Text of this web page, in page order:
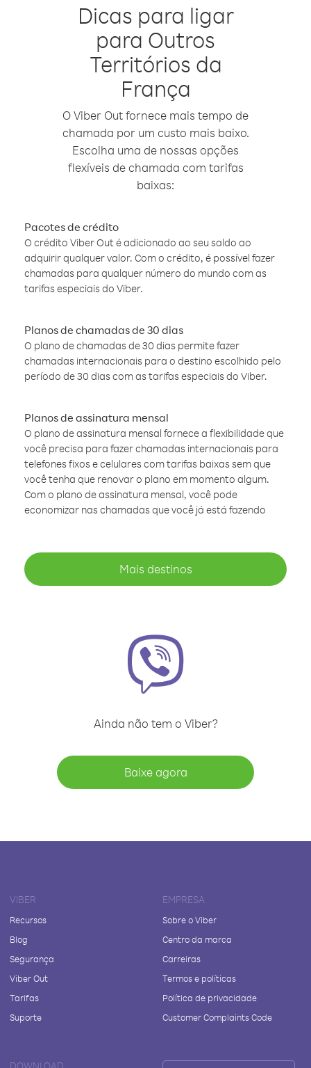
Dicas para ligar
para Outros
Territórios da
França
O Viber Out fornece mais tempo de
chamada por um custo mais baixo.
Escolha uma de nossas opções
flexíveis de chamada com tarifas
baixas:
Pacotes de crédito
O crédito Viber Out é adicionado ao seu saldo ao
adquirir qualquer valor. Com o crédito, é possível fazer
chamadas para qualquer número do mundo com as
tarifas especiais do Viber.
Planos de chamadas de 30 dias
O plano de chamadas de 30 dias permite fazer
chamadas internacionais para o destino escolhido pelo
período de 30 dias com as tarifas especiais do Viber.
Planos de assinatura mensal
O plano de assinatura mensal fornece a flexibilidade que
você precisa para fazer chamadas internacionais para
telefones fixos e celulares com tarifas baixas sem que
você tenha que renovar o plano em momento algum.
Com o plano de assinatura mensal, você pode
economizar nas chamadas que você já está fazendo
Mais destinos
Ainda não tem o Viber?
Baixe agora
VIBER
Recursos
Blog
Segurança
Viber Out
Tarifas
Suporte
EMPRESA
Sobre o Viber
Centro da marca
Carreiras
Termos e políticas
Política de privacidade
Customer Complaints Code
DOWNLOAD